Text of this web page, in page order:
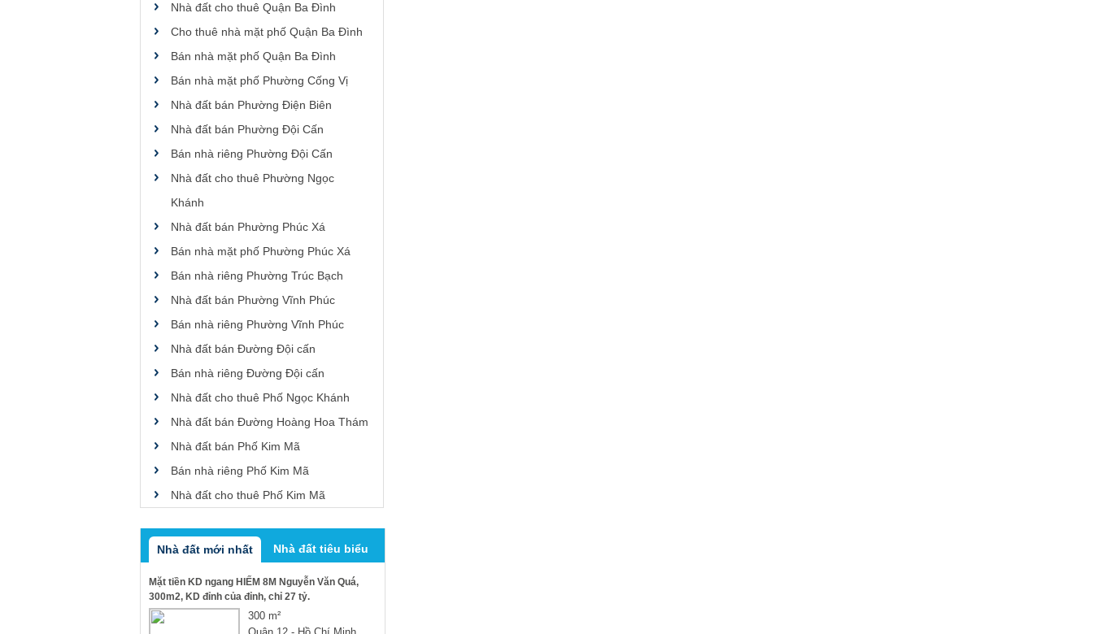
Nhà đất cho thuê Quận Ba Đình
Cho thuê nhà mặt phố Quận Ba Đình
Bán nhà mặt phố Quận Ba Đình
Bán nhà mặt phố Phường Cống Vị
Nhà đất bán Phường Điện Biên
Nhà đất bán Phường Đội Cấn
Bán nhà riêng Phường Đội Cấn
Nhà đất cho thuê Phường Ngọc
Khánh
Nhà đất bán Phường Phúc Xá
Bán nhà mặt phố Phường Phúc Xá
Bán nhà riêng Phường Trúc Bạch
Nhà đất bán Phường Vĩnh Phúc
Bán nhà riêng Phường Vĩnh Phúc
Nhà đất bán Đường Đội cấn
Bán nhà riêng Đường Đội cấn
Nhà đất cho thuê Phố Ngọc Khánh
Nhà đất bán Đường Hoàng Hoa Thám
Nhà đất bán Phố Kim Mã
Bán nhà riêng Phố Kim Mã
Nhà đất cho thuê Phố Kim Mã
Nhà đất mới nhất Nhà đất tiêu biểu
Mặt tiền KD ngang HIẾM 8M Nguyễn Văn Quá,
300m2, KD đỉnh của đỉnh, chỉ 27 tỷ.
300 m²